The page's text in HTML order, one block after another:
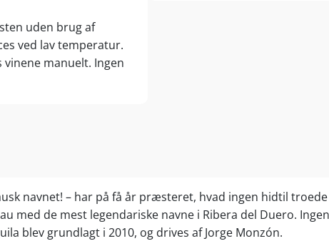
uden brug af
ved lav temperatur.
manuelt. Ingen
navnet! – har på få år præsteret, hvad ingen hidtil
med de mest legendariske navne i Ribera del Duero.
blev grundlagt i 2010, og drives af Jorge Monzón.